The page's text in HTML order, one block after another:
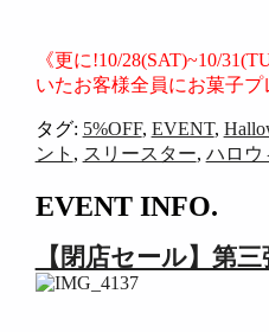
《更に!10/28(SAT)~10/
いたお客様全員にお菓子プ
タグ: 5%OFF, EVENT,
ント , スリースター, ハロウ
EVENT INFO.
【閉店セール】第三